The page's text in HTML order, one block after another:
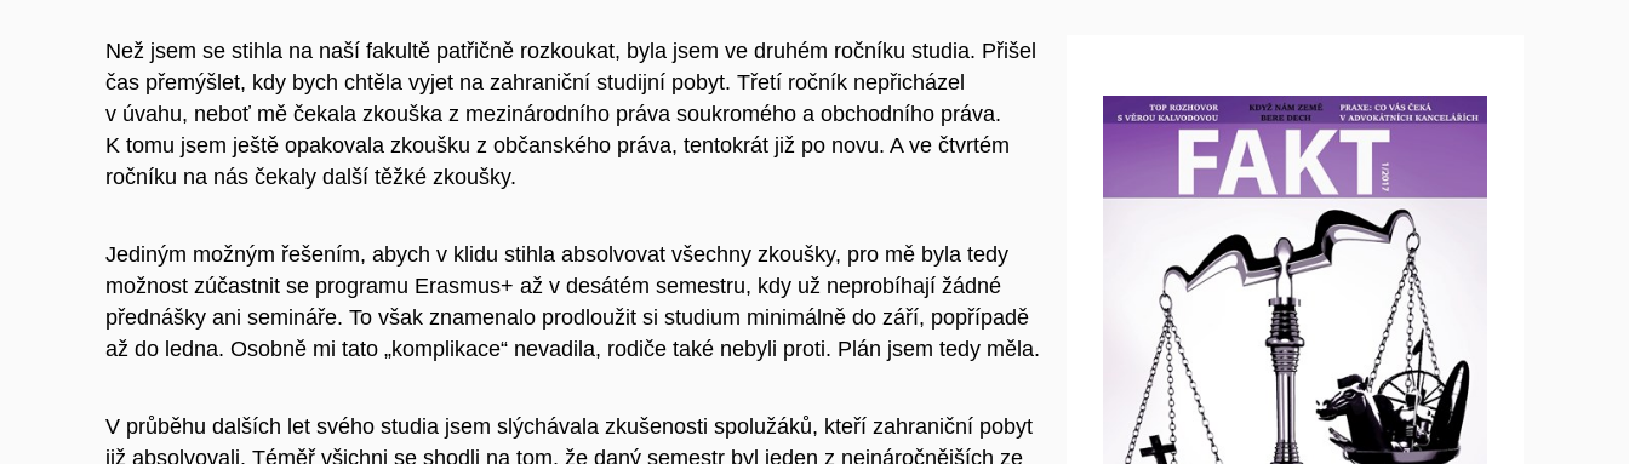
Než jsem se stihla na naší fakultě patřičně rozkoukat, byla jsem ve druhém ročníku studia. Přišel
čas přemýšlet, kdy bych chtěla vyjet na zahraniční studijní pobyt. Třetí ročník nepřicházel
v úvahu, neboť mě čekala zkouška z mezinárodního práva soukromého a obchodního práva.
K tomu jsem ještě opakovala zkoušku z občanského práva, tentokrát již po novu. A ve čtvrtém
ročníku na nás čekaly další těžké zkoušky.
Jediným možným řešením, abych v klidu stihla absolvovat všechny zkoušky, pro mě byla tedy
možnost zúčastnit se programu Erasmus+ až v desátém semestru, kdy už neprobíhají žádné
přednášky ani semináře. To však znamenalo prodloužit si studium minimálně do září, popřípadě
až do ledna. Osobně mi tato „komplikace“ nevadila, rodiče také nebyli proti. Plán jsem tedy měla.
V průběhu dalších let svého studia jsem slýchávala zkušenosti spolužáků, kteří zahraniční pobyt
již absolvovali. Téměř všichni se shodli na tom, že daný semestr byl jeden z nejnáročnějších ze